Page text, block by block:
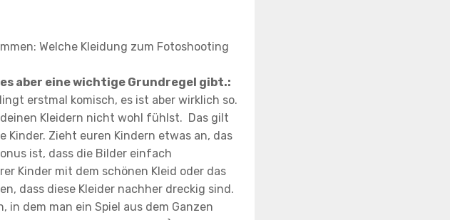
Welche Kleidung zum Fotoshooting
aber eine wichtige Grundregel gibt.:
erstmal komisch, es ist aber wirklich so.
Kleidern nicht wohl fühlst. Das gilt
Zieht euren Kindern etwas an, das
ist, dass die Bilder einfach
Kinder mit dem schönen Kleid oder das
dass diese Kleider nachher dreckig sind.
dem man ein Spiel aus dem Ganzen